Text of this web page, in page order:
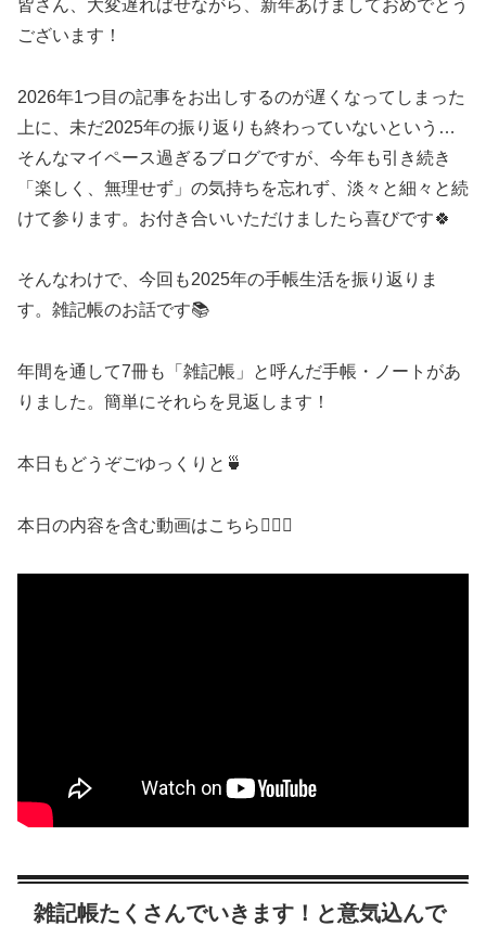
皆さん、大変遅ればせながら、新年あけましておめでとう
ございます！
2026年1つ目の記事をお出しするのが遅くなってしまった
上に、未だ2025年の振り返りも終わっていないという…
そんなマイペース過ぎるブログですが、今年も引き続き
「楽しく、無理せず」の気持ちを忘れず、淡々と細々と続
けて参ります。お付き合いいただけましたら喜びです🍀
そんなわけで、今回も2025年の手帳生活を振り返りま
す。雑記帳のお話です📚
年間を通して7冊も「雑記帳」と呼んだ手帳・ノートがあ
りました。簡単にそれらを見返します！
本日もどうぞごゆっくりと🍵
本日の内容を含む動画はこちら💁🏻‍♀️
雑記帳たくさんでいきます！と意気込んで